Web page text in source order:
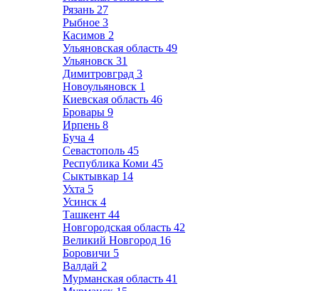
Рязань 27
Рыбное 3
Касимов 2
Ульяновская область 49
Ульяновск 31
Димитровград 3
Новоульяновск 1
Киевская область 46
Бровары 9
Ирпень 8
Буча 4
Севастополь 45
Республика Коми 45
Сыктывкар 14
Ухта 5
Усинск 4
Ташкент 44
Новгородская область 42
Великий Новгород 16
Боровичи 5
Валдай 2
Мурманская область 41